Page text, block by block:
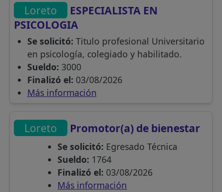
Loreto
ESPECIALISTA EN
PSICOLOGIA
Se solicitó: Titulo profesional Universitario
en psicología, colegiado y habilitado.
Sueldo: 3000
Finalizó el: 03/08/2026
Más información
Loreto Promotor(a) de bienestar
Se solicitó: Egresado Técnica
Sueldo: 1764
Finalizó el: 03/08/2026
Más información